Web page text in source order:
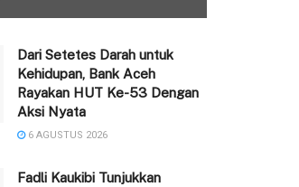
Dari Setetes Darah untuk
Kehidupan, Bank Aceh
Rayakan HUT Ke-53 Dengan
Aksi Nyata
6 AGUSTUS 2026
Fadli Kaukibi Tunjukkan